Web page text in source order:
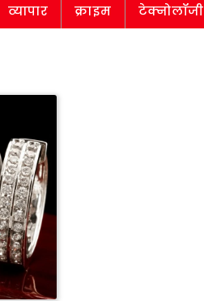
व्यापार क्राइम टेक्नोलॉजी